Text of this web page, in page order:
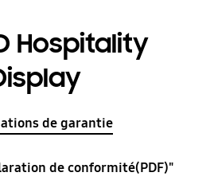
Hospitality
de garantie
de conformité(PDF)"